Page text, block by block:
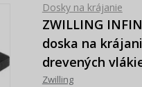
Dosky na krájanie
ZWILLING
doska na
drevených
Zwilling